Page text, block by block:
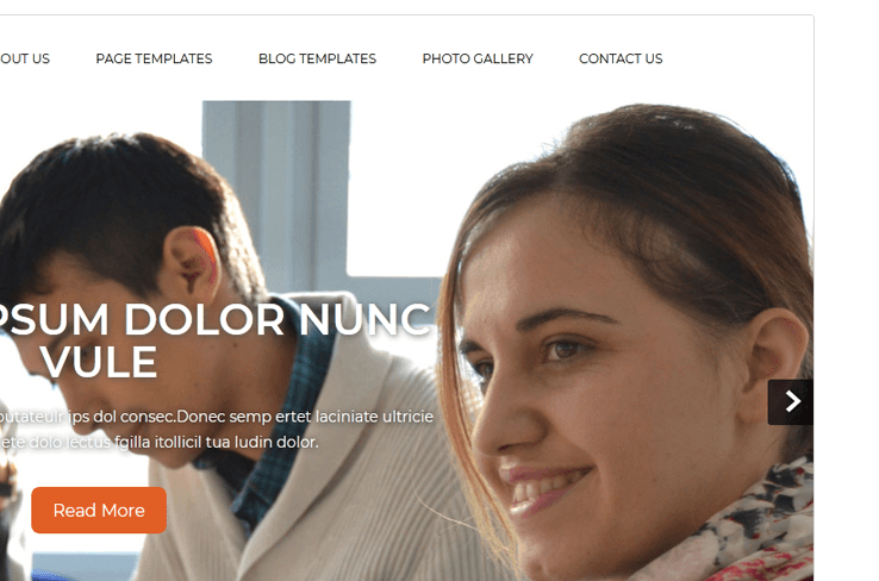
Huling na-update
Pebrero 6, 2026
200+
5.6
Homepage ng tema